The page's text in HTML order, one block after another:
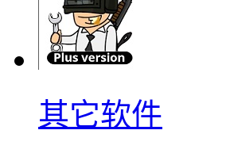
其它软件